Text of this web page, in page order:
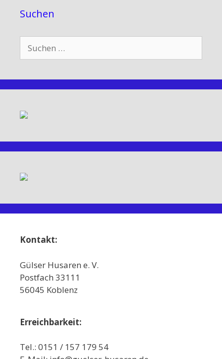
Suchen
nach:
Kontakt:
Gülser Husaren e. V.
Postfach 33111
56045 Koblenz
Erreichbarkeit:
Tel.: 0151 / 157 179 54